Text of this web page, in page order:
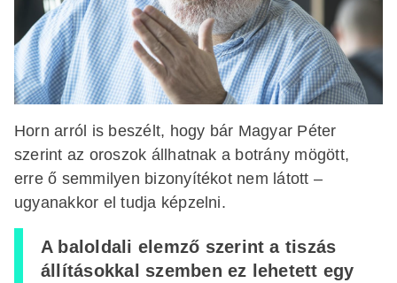
Horn arról is beszélt, hogy bár Magyar Péter
szerint az oroszok állhatnak a botrány mögött,
erre ő semmilyen bizonyítékot nem látott –
ugyanakkor el tudja képzelni.
A baloldali elemző szerint a tiszás
állításokkal szemben ez lehetett egy